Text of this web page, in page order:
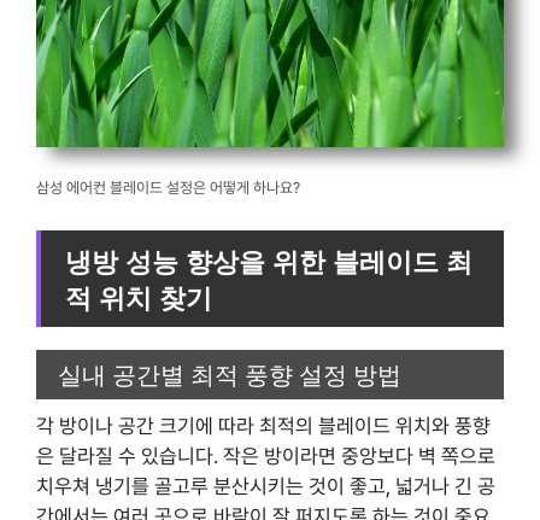
삼성 에어컨 블레이드 설정은 어떻게 하나요?
냉방 성능 향상을 위한 블레이드 최
적 위치 찾기
실내 공간별 최적 풍향 설정 방법
각 방이나 공간 크기에 따라 최적의 블레이드 위치와 풍향
은 달라질 수 있습니다. 작은 방이라면 중앙보다 벽 쪽으로
치우쳐 냉기를 골고루 분산시키는 것이 좋고, 넓거나 긴 공